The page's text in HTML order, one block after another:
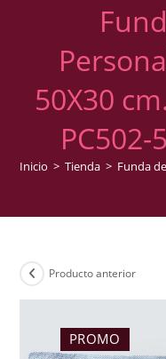
50X30
PC502-
Inicio > Tienda > Funda
PROMO
Producto anterior